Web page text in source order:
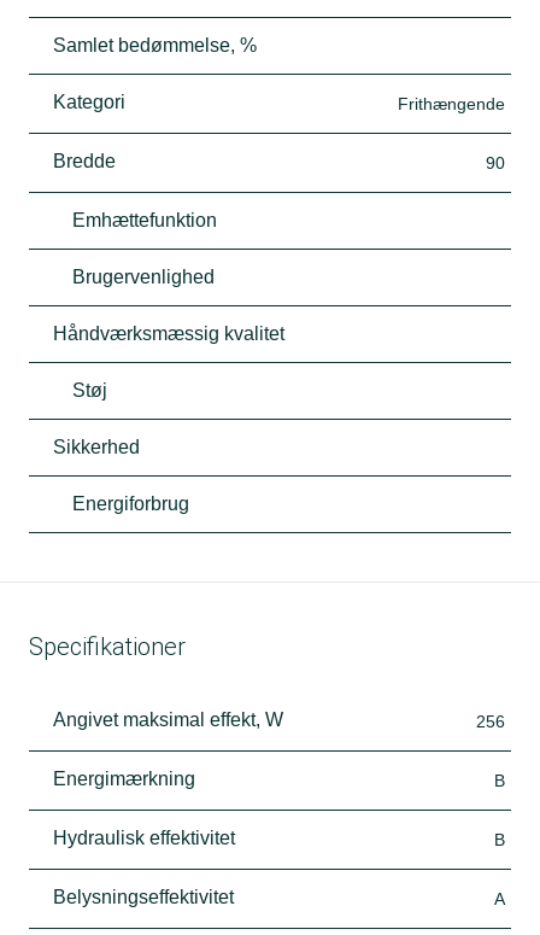
Samlet bedømmelse, %
Kategori Frithængende
Bredde 90
Emhættefunktion
Brugervenlighed
Håndværksmæssig kvalitet
Støj
Sikkerhed
Energiforbrug
Specifikationer
Angivet maksimal effekt, W 256
Energimærkning B
Hydraulisk effektivitet B
Belysningseffektivitet A